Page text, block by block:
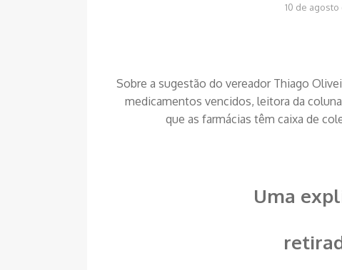
10 de agosto
Sobre a sugestão do vereador Thiago
medicamentos vencidos, leitora da
que as farmácias têm caixa de
Uma